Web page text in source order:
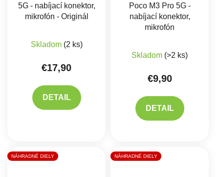
5G - nabíjací konektor,
mikrofón - Originál
Skladom (2 ks)
€17,90
DETAIL
Poco M3 Pro 5G -
nabíjací konektor,
mikrofón
Skladom (>2 ks)
€9,90
DETAIL
NÁHRADNÉ DIELY NÁHRADNÉ DIELY